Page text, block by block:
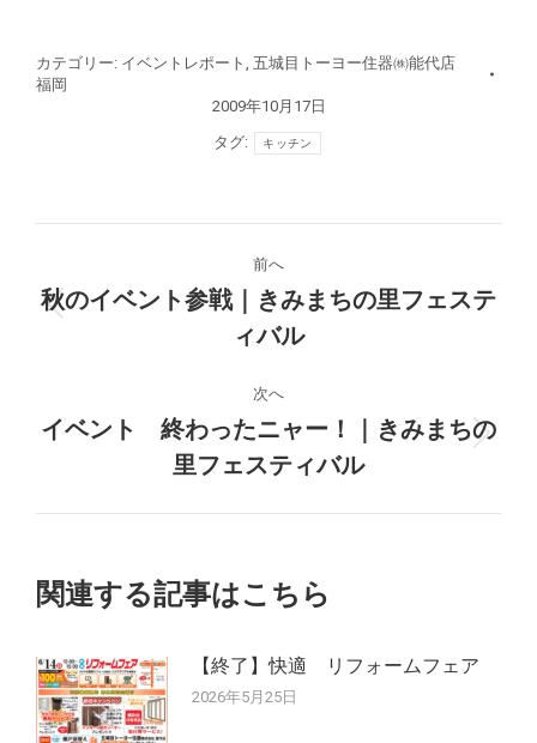
カテゴリー: イベントレポート 五城目トーヨー住器㈱能代店
福岡
2009年10月17日
タグ: キッチン
稿
ビ
ー
ョ
ン
前へ
前
の
稿:
秋のイベント参戦｜きみまちの里フェステ
ィバル
次へ
の
イベント 終わったニャー！｜きみまちの
里フェスティバル
関連する記事はこちら
【終了】快適 リフォームフェア
2026年5月25日